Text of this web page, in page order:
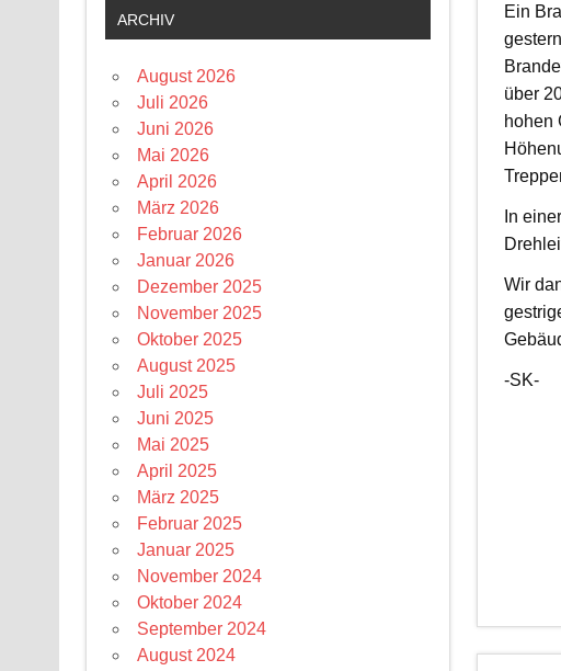
Ein
über
hohen
In
Wir
-SK-
ARCHIV
August 2026
Juli 2026
Juni 2026
Mai 2026
April 2026
März 2026
Februar 2026
Januar 2026
Dezember 2025
November 2025
Oktober 2025
August 2025
Juli 2025
Juni 2025
Mai 2025
April 2025
März 2025
Februar 2025
Januar 2025
November 2024
Oktober 2024
September 2024
August 2024